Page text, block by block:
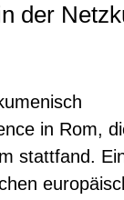
der
in Rom,
stattfand.